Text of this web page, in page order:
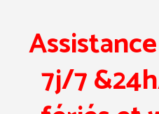
7j/7